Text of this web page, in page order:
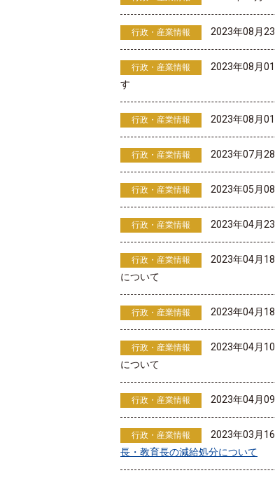
行政・産業情報 2023年08月
行政・産業情報 2023年08月
す
行政・産業情報 2023年08月
行政・産業情報 2023年07月
行政・産業情報 2023年05月
行政・産業情報 2023年04月
行政・産業情報 2023年04月
について
行政・産業情報 2023年04月
行政・産業情報 2023年04月
について
行政・産業情報 2023年04月
行政・産業情報 2023年03月
長・教育長の減給処分について